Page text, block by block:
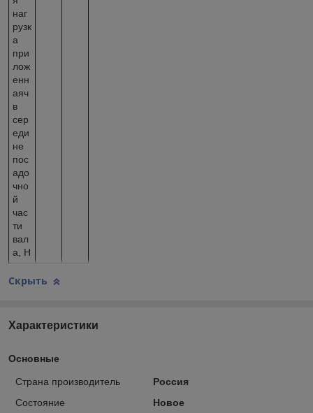
наг
рузк
а
при
лож
енн
аяч
в
сер
еди
не
пос
адо
чно
й
час
ти
вал
а, Н
Скрыть
Характеристики
Основные
Страна производитель
Россия
Состояние
Новое